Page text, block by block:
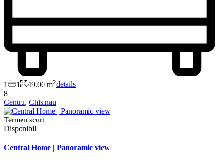
1 1 49.00 m2details
8
Centru, Chisinau
Termen scurt
Disponibil
Central Home | Panoramic view